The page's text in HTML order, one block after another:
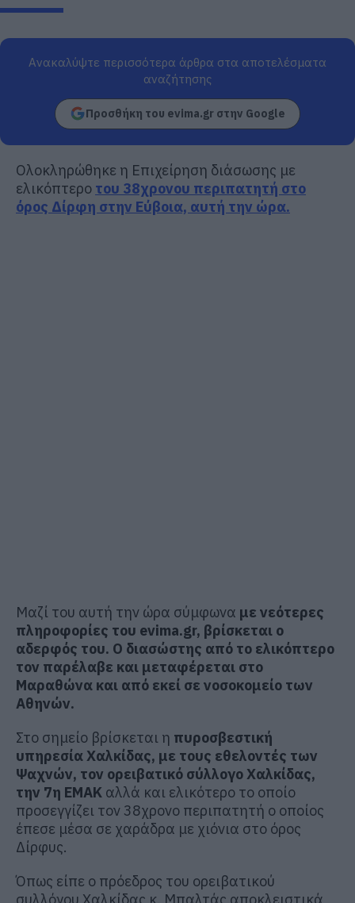
Ανακαλύψτε περισσότερα άρθρα στα αποτελέσματα
αναζήτησης
Προσθήκη του evima.gr στην Google
Ολοκληρώθηκε η Επιχείρηση διάσωσης με
ελικόπτερο του 38χρονου περιπατητή στο
όρος Δίρφη στην Εύβοια, αυτή την ώρα.
Μαζί του αυτή την ώρα σύμφωνα με νεότερες
πληροφορίες του evima.gr, βρίσκεται ο
αδερφός του. Ο διασώστης από το ελικόπτερο
τον παρέλαβε και μεταφέρεται στο
Μαραθώνα και από εκεί σε νοσοκομείο των
Αθηνών.
Στο σημείο βρίσκεται η πυροσβεστική
υπηρεσία Χαλκίδας, με τους εθελοντές των
Ψαχνών, τον ορειβατικό σύλλογο Χαλκίδας,
την 7η ΕΜΑΚ αλλά και ελικότερο το οποίο
προσεγγίζει τον 38χρονο περιπατητή ο οποίος
έπεσε μέσα σε χαράδρα με χιόνια στο όρος
Δίρφυς.
Όπως είπε ο πρόεδρος του ορειβατικού
συλλόγου Χαλκίδας κ. Μπαλτάς αποκλειστικά